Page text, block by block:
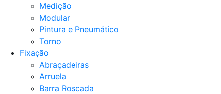
Medição
Modular
Pintura e Pneumático
Torno
Fixação
Abraçadeiras
Arruela
Barra Roscada